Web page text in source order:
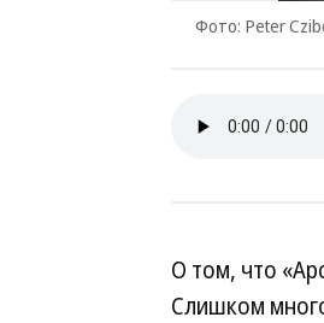
Фото: Peter
О том, что
Слишком